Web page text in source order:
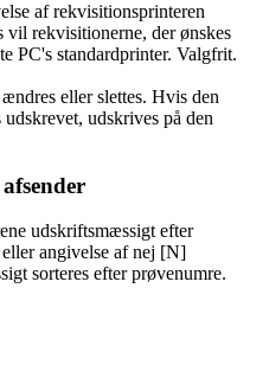
af rekvisitionsprinteren
rekvisitionerne, der ønskes
PC's standardprinter. Valgfrit.
eller slettes. Hvis den
udskrives på den
udskriftsmæssigt efter
angivelse af nej [N]
sorteres efter prøvenumre.